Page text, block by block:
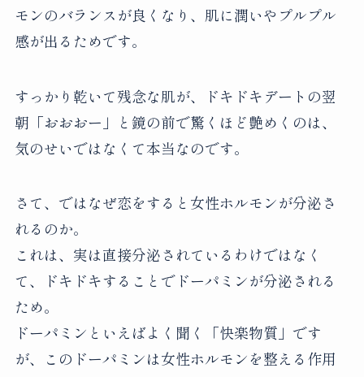
モンのバランスが良くなり、肌に潤いやプルプル
感が出るためです。
すっかり乾いて残念な肌が、ドキドキデートの翌
朝「おおおー」と鏡の前で驚くほど艶めくのは、
気のせいではなくて本当なのです。
さて、ではなぜ恋をすると女性ホルモンが分泌さ
れるのか。
これは、実は直接分泌されているわけではなく
て、ドキドキすることでドーパミンが分泌される
ため。
ドーパミンといえばよく聞く「快楽物質」です
が、このドーパミンは女性ホルモンを整える作用